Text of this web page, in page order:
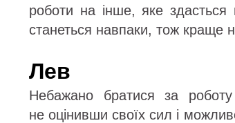
роботи на інше, яке здасться
станеться навпаки, тож
Лев
Небажано братися за
не оцінивши своїх сил і